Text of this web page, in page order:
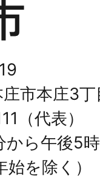
市本庄3丁
（代表）
から午後5
を除く）